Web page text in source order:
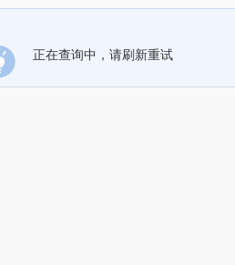
正在查询中，请刷新重试